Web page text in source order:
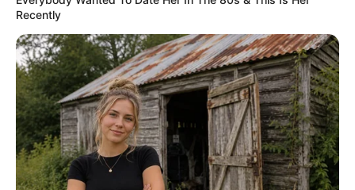
Novo vírus que desvia transferências PIX em tempo real.
✳️Johnson & Johnson condenada em caso de talco e câncer.
✳️Sancionada lei que descongela tempo de serviço e paga
retroativo.
Autor:Samuel Camêlo
Recently